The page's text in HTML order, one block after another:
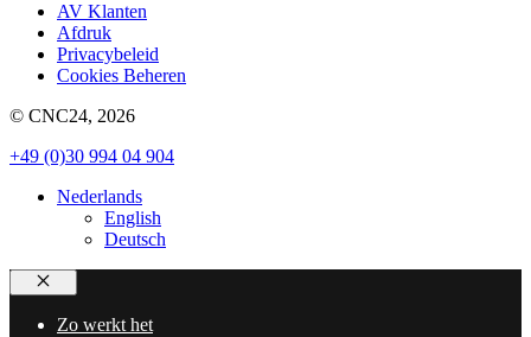
AV Klanten
Afdruk
Privacybeleid
Cookies Beheren
© CNC24, 2026
+49 (0)30 994 04 904
Nederlands
English
Deutsch
Sluiten
Zo werkt het